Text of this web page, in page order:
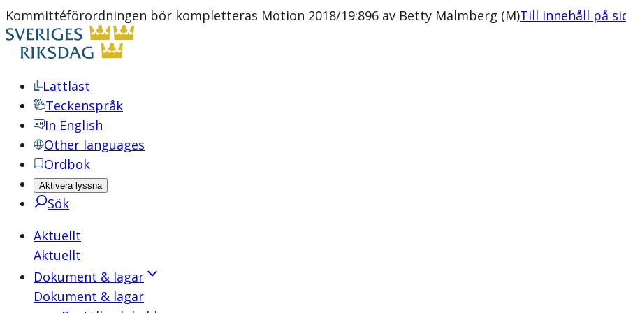
Kommittéförordningen bör kompletteras Motion 2018/19:896 av Betty Malmberg (M)Till innehåll på
Lättläst
Teckenspråk
In English
Other languages
Ordbok
Aktivera lyssna
Sök
Aktuellt
Aktuellt
Dokument & lagar
Dokument & lagar